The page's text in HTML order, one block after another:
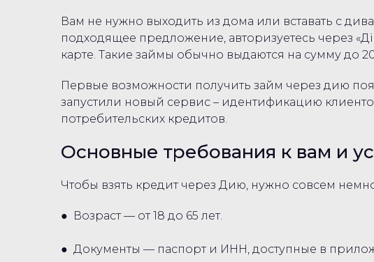
Вам не нужно выходить из дома или вставать с
подходящее предложение, авторизуетесь через
карте. Такие займы обычно выдаются на сумму до
Первые возможности получить займ через дию
запустили новый сервис – идентификацию
потребительских кредитов.
Основные требования к вам и
Чтобы взять кредит через Дию, нужно совсем
● Возраст — от 18 до 65 лет.
● Документы — паспорт и ИНН, доступные в